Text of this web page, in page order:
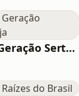
Rádio Geração Sertaneja